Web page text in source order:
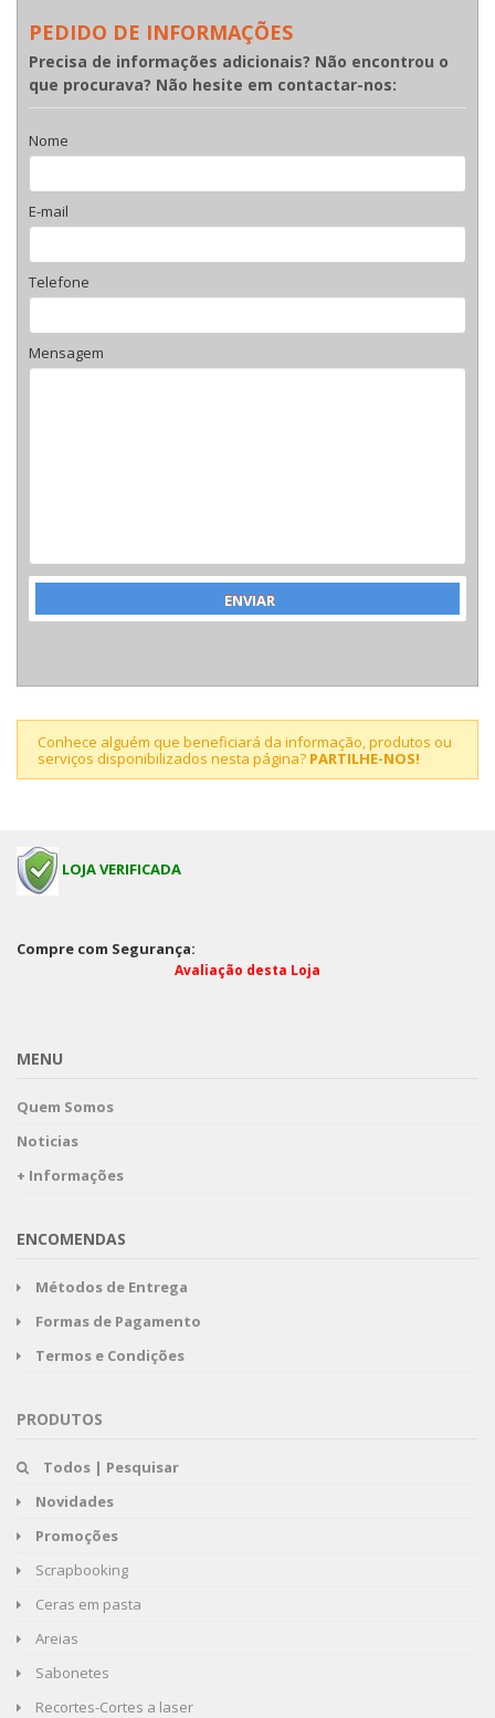
PEDIDO DE INFORMAÇÕES
Precisa de informações adicionais? Não encontrou o
que procurava? Não hesite em contactar-nos:
Nome
E-mail
Telefone
Mensagem
Conhece alguém que beneficiará da informação, produtos ou
serviços disponibilizados nesta página? PARTILHE-NOS!
LOJA VERIFICADA
Compre com Segurança:
Avaliação desta Loja
MENU
Quem Somos
Noticias
+ Informações
ENCOMENDAS
Métodos de Entrega
Formas de Pagamento
Termos e Condições
PRODUTOS
Todos | Pesquisar
Novidades
Promoções
Scrapbooking
Ceras em pasta
Areias
Sabonetes
Recortes-Cortes a laser